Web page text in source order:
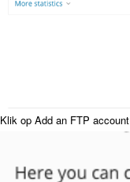
Klik op Add an FTP account